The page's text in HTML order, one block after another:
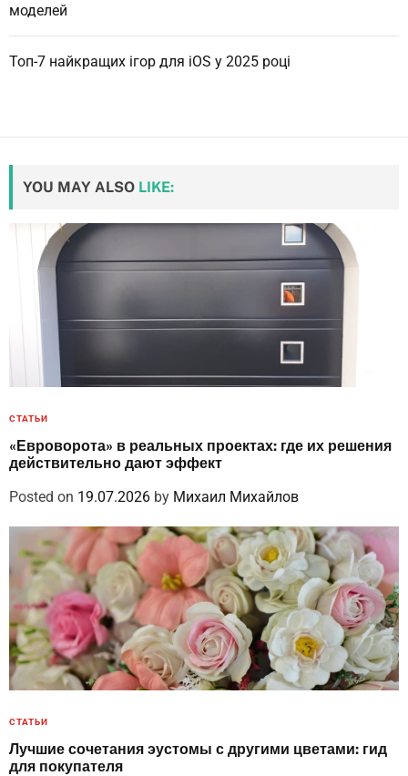
моделей
Топ-7 найкращих ігор для iOS у 2025 році
YOU MAY ALSO LIKE:
СТАТЬИ
«Евроворота» в реальных проектах: где их решения
действительно дают эффект
Posted on 19.07.2026 by Михаил Михайлов
СТАТЬИ
Лучшие сочетания эустомы с другими цветами: гид
для покупателя